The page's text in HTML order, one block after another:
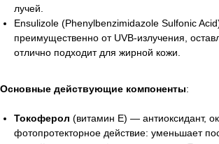
лучей.
Ensulizole (Phenylbenzimidazole Sulfonic
преимущественно от UVB-излучения,
отлично подходит для жирной кожи.
Основные действующие компоненты:
Токоферол (витамин E) — антиоксидант,
фотопротекторное действие: уменьшает